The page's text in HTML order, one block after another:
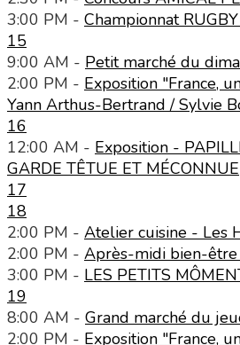
3:00 PM - Championnat
15
9:00 AM - Petit marché du
2:00 PM - Exposition "France,
Yann Arthus-Bertrand / Sylvie
16
12:00 AM - Exposition -
GARDE TÊTUE ET MÉCONNUE
17
18
2:00 PM - Atelier cuisine - Les
2:00 PM - Après-midi bien-
3:00 PM - LES PETITS
19
8:00 AM - Grand marché du
2:00 PM - Exposition "France,